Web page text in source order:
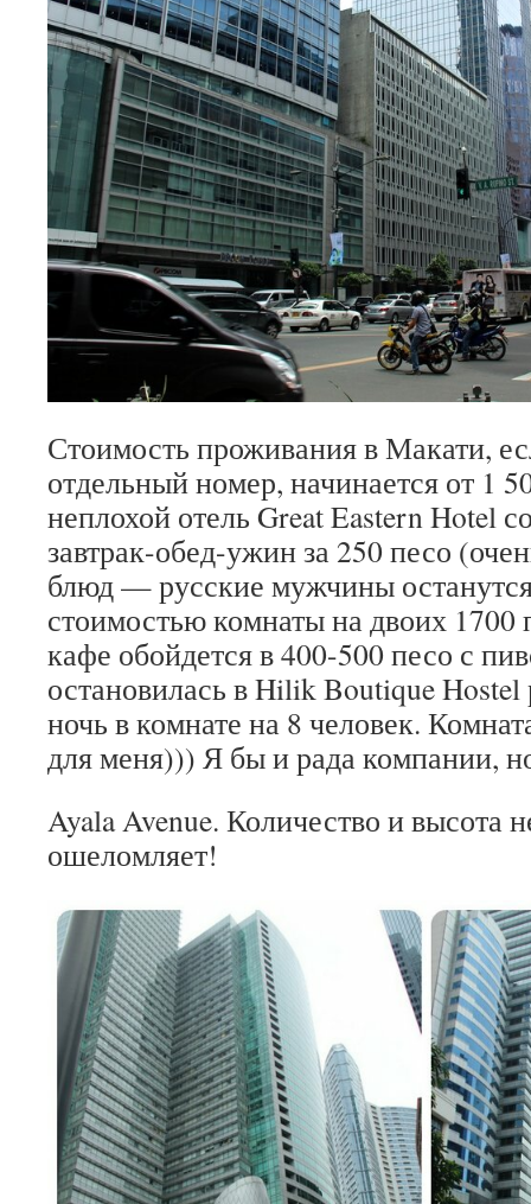
Стоимость проживания в Макати,
отдельный номер, начинается от 1
неплохой отель Great Eastern Hotel
завтрак-обед-ужин за 250 песо
блюд — русские мужчины
стоимостью комнаты на двоих 1700
кафе обойдется в 400-500 песо с
остановилась в Hilik Boutique
ночь в комнате на 8 человек.
для меня))) Я бы и рада компании,
Ayala Avenue. Количество и высота
ошеломляет!